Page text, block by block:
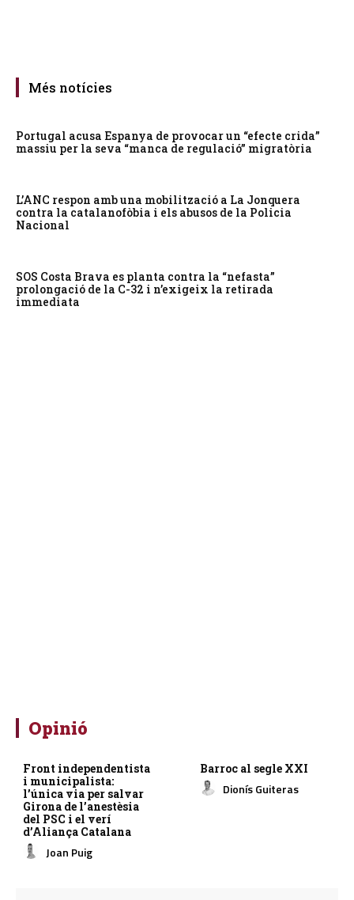
Més notícies
Portugal acusa Espanya de provocar un “efecte crida”
massiu per la seva “manca de regulació” migratòria
L’ANC respon amb una mobilització a La Jonquera
contra la catalanofòbia i els abusos de la Policia
Nacional
SOS Costa Brava es planta contra la “nefasta”
prolongació de la C-32 i n’exigeix la retirada
immediata
Opinió
Front independentista
i municipalista:
l’única via per salvar
Girona de l’anestèsia
del PSC i el verí
d’Aliança Catalana
Joan Puig
Barroc al segle XXI
Dionís Guiteras